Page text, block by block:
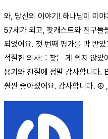
와, 당신의 이야기! 하나님이 이
57세가 되고, 팟캐스트와 친구들
되었어요. 첫 번째 평가를 막 받
적절한 의사를 찾는 게 쉽지 않았
용기와 친절에 정말 감사합니다.
훨씬 좋아졌어요. 감사합니다.